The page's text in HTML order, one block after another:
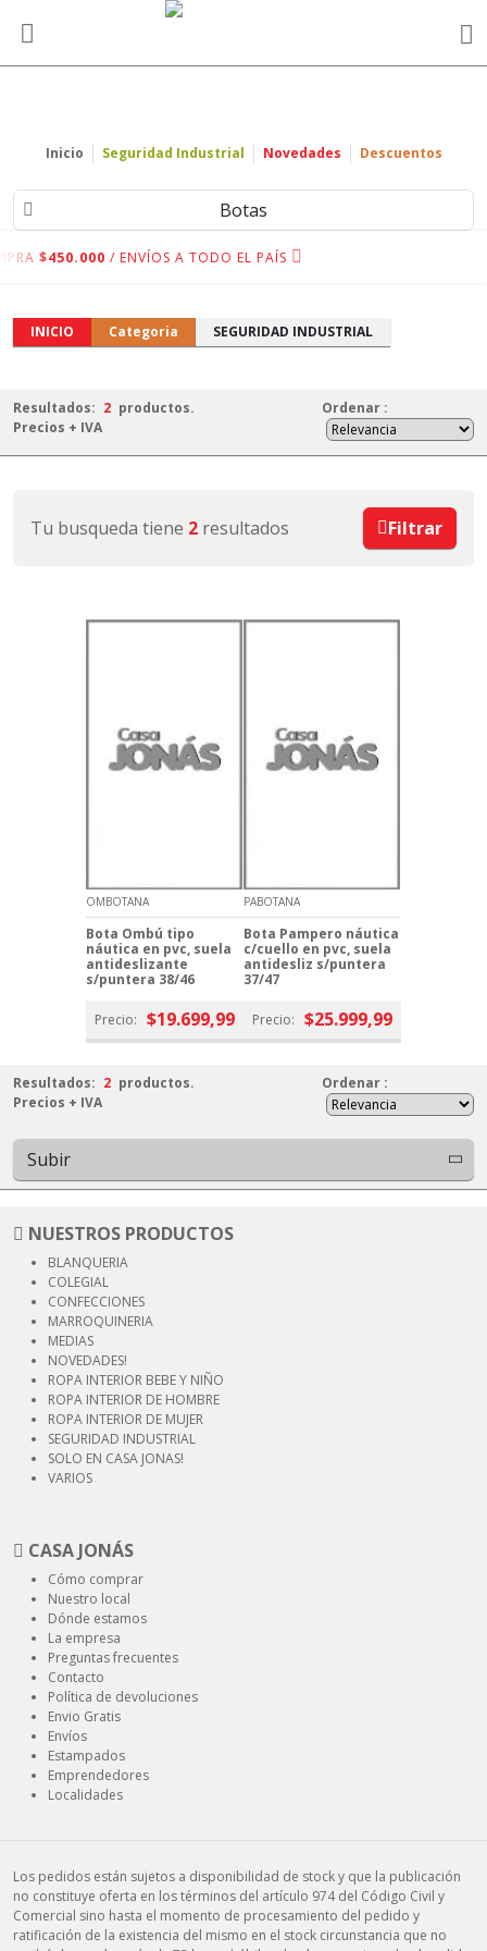
Inicio Seguridad Industrial Novedades Descuentos
Botas
$450.000 / ENVÍOS A TODO EL PAÍS
INICIO Categoria SEGURIDAD INDUSTRIAL
Resultados: 2 productos.
Precios + IVA
Ordenar :
Tu busqueda tiene 2 resultados Filtrar
OMBOTANA
Bota Ombú tipo
náutica en pvc, suela
antideslizante
s/puntera 38/46
Precio: $19.699,99
PABOTANA
Bota Pampero náutica
c/cuello en pvc, suela
antidesliz s/puntera
37/47
Precio: $25.999,99
Resultados: 2 productos.
Precios + IVA
Subir
Ordenar :
NUESTROS PRODUCTOS
BLANQUERIA
COLEGIAL
CONFECCIONES
MARROQUINERIA
MEDIAS
NOVEDADES!
ROPA INTERIOR BEBE Y NIÑO
ROPA INTERIOR DE HOMBRE
ROPA INTERIOR DE MUJER
SEGURIDAD INDUSTRIAL
SOLO EN CASA JONAS!
VARIOS
CASA JONÁS
Cómo comprar
Nuestro local
Dónde estamos
La empresa
Preguntas frecuentes
Contacto
Política de devoluciones
Envio Gratis
Envíos
Estampados
Emprendedores
Localidades
Los pedidos están sujetos a disponibilidad de stock y que la publicación
no constituye oferta en los términos del artículo 974 del Código Civil y
Comercial sino hasta el momento de procesamiento del pedido y
ratificación de la existencia del mismo en el stock circunstancia que no